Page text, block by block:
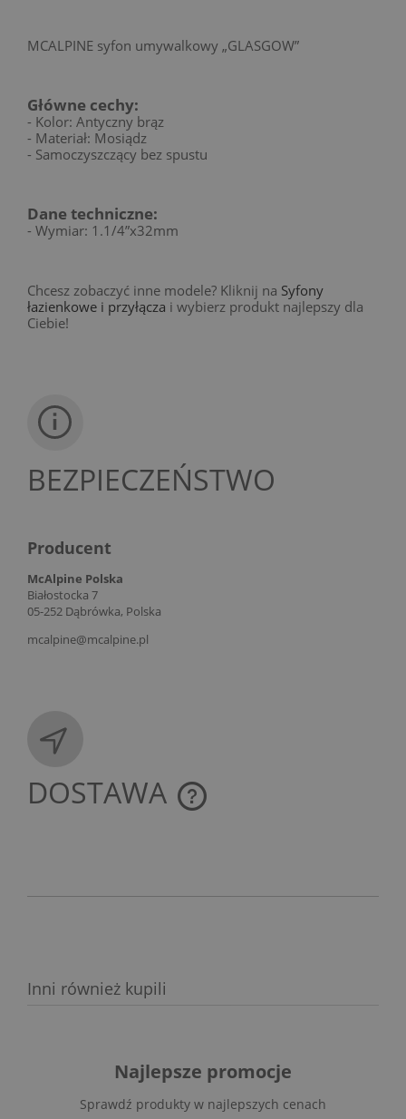
MCALPINE syfon umywalkowy „GLASGOW”
Główne cechy:
- Kolor: Antyczny brąz
- Materiał: Mosiądz
- Samoczyszczący bez spustu
Dane techniczne:
- Wymiar: 1.1/4”x32mm
Chcesz zobaczyć inne modele? Kliknij na Syfony
łazienkowe i przyłącza i wybierz produkt najlepszy dla
Ciebie!
BEZPIECZEŃSTWO
Producent
McAlpine Polska
Białostocka 7
05-252 Dąbrówka, Polska
mcalpine@mcalpine.pl
DOSTAWA
CENA NIE ZAWIERA EWENTUALNYCH KOSZTÓW
Inni również kupili
Najlepsze promocje
Sprawdź produkty w najlepszych cenach